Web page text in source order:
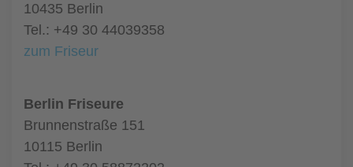
10435 Berlin
Tel.: +49 30 44039358
zum Friseur
Berlin Friseure
Brunnenstraße 151
10115 Berlin